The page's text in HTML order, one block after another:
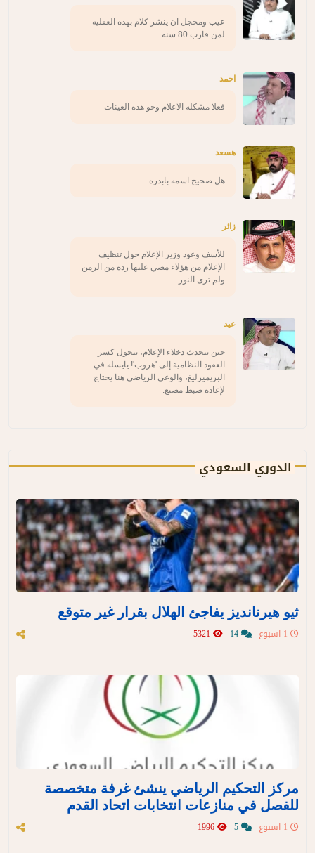
عيب ومخجل ان ينشر كلام بهذه العقليه
لمن قارب 80 سنه
احمد
فعلا مشكله الاعلام وجو هذه العينات
هسعد
هل صحيح اسمه بابدره
زائر
للأسف وعود وزير الإعلام حول تنظيف
الإعلام من هؤلاء مضي عليها رده من الزمن
ولم ترى النور
عيد
حين يتحدث دخلاء الإعلام، يتحول كسر
العقود النظامية إلى 'هروب'! يايسله في
البريميرليغ، والوعي الرياضي هنا يحتاج
لإعادة ضبط مصنع.
الدوري السعودي
ثيو هيرنانديز يفاجئ الهلال بقرار غير متوقع
مركز التحكيم الرياضي ينشئ غرفة متخصصة
للفصل في منازعات انتخابات اتحاد القدم